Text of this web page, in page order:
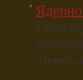
Times,